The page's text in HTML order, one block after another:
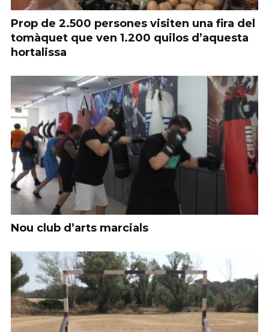
Prop de 2.500 persones visiten una fira del
tomàquet que ven 1.200 quilos d’aquesta
hortalissa
Nou club d’arts marcials